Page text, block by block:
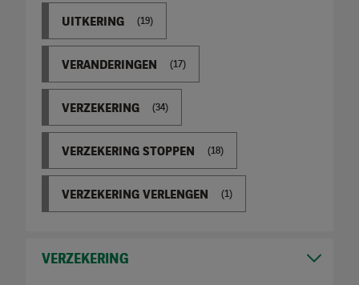
UITKERING (19)
VERANDERINGEN (17)
VERZEKERING (34)
VERZEKERING STOPPEN (18)
VERZEKERING VERLENGEN (1)
VERZEKERING